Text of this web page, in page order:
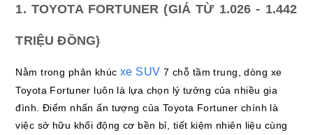
1. TOYOTA FORTUNER (GIÁ TỪ 1.026 - 1.442
TRIỆU ĐỒNG)
Nằm trong phân khúcxe SUV 7 chỗ tầm trung, dòng xe
Toyota Fortuner luôn là lựa chọn lý tưởng của nhiều gia
đình. Điểm nhấn ấn tượng của Toyota Fortuner chính là
việc sở hữu khối động cơ bền bỉ, tiết kiệm nhiên liệu cùng